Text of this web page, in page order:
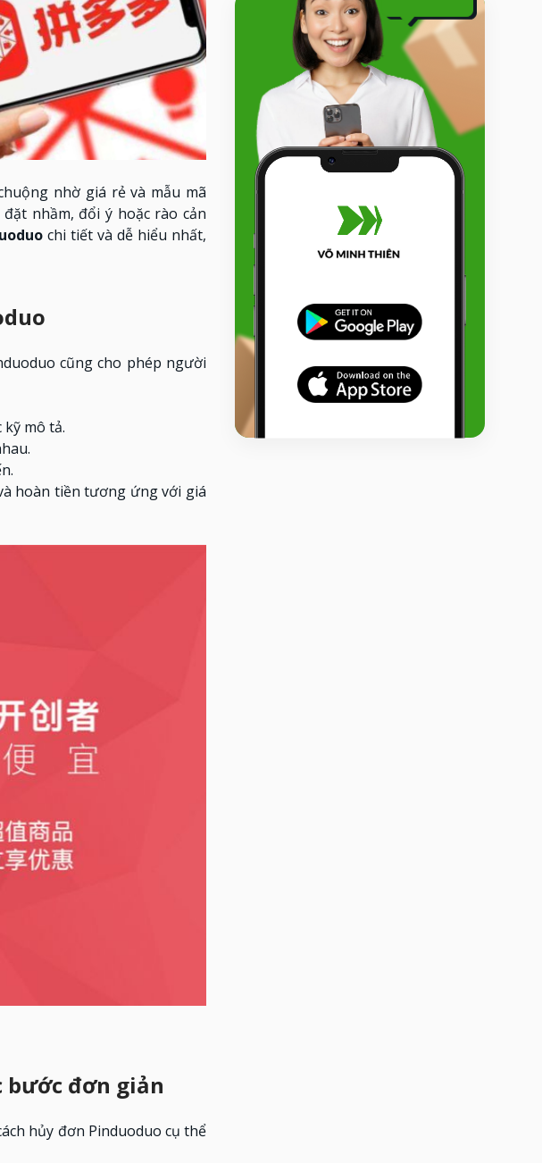
nhờ giá rẻ và mẫu mã
nhầm, đổi ý hoặc rào cản
chi tiết và dễ hiểu nhất,
cũng cho phép người
mô tả.
hoàn tiền tương ứng với giá
bước đơn giản
hủy đơn Pinduoduo cụ thể